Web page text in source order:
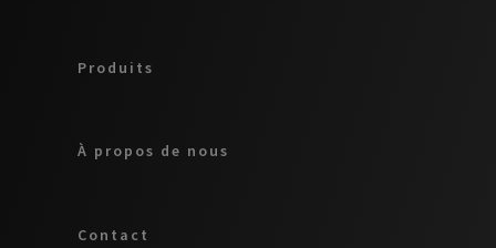
Produits
À propos de nous
Contact